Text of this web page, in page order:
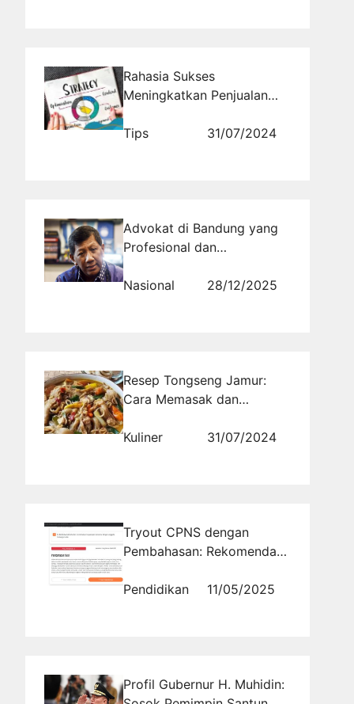
Rahasia Sukses
Meningkatkan Penjualan
Melalui Website
Tips 31/07/2024
Advokat di Bandung yang
Profesional dan
Pendampingan Hukum
Nasional 28/12/2025
Resep Tongseng Jamur:
Cara Memasak dan
Tiram dan Merang
Kuliner 31/07/2024
Tryout CPNS dengan
Pembahasan: Rekomendasi
Pendidikan
11/05/2025
Profil Gubernur H. Muhidin: